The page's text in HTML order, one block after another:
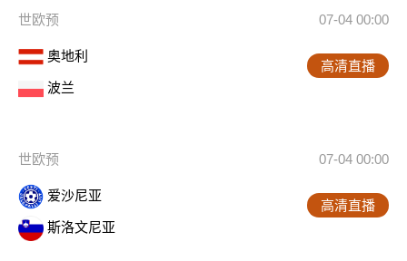
世欧预 07-04 00:00
奥地利
波兰
高清直播
世欧预 07-04 00:00
爱沙尼亚
斯洛文尼亚
高清直播